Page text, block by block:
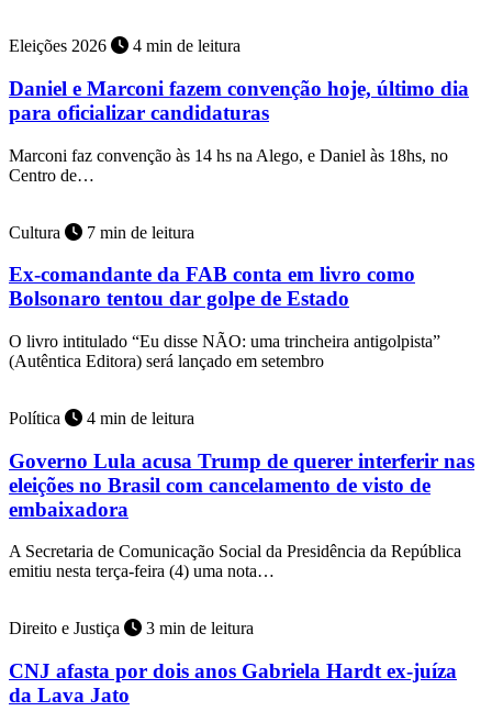
Eleições 2026 4 min de leitura
Daniel e Marconi fazem convenção hoje, último dia
para oficializar candidaturas
Marconi faz convenção às 14 hs na Alego, e Daniel às 18hs, no
Centro de…
Cultura 7 min de leitura
Ex-comandante da FAB conta em livro como
Bolsonaro tentou dar golpe de Estado
O livro intitulado “Eu disse NÃO: uma trincheira antigolpista”
(Autêntica Editora) será lançado em setembro
Política 4 min de leitura
Governo Lula acusa Trump de querer interferir nas
eleições no Brasil com cancelamento de visto de
embaixadora
A Secretaria de Comunicação Social da Presidência da República
emitiu nesta terça-feira (4) uma nota…
Direito e Justiça 3 min de leitura
CNJ afasta por dois anos Gabriela Hardt ex-juíza
da Lava Jato